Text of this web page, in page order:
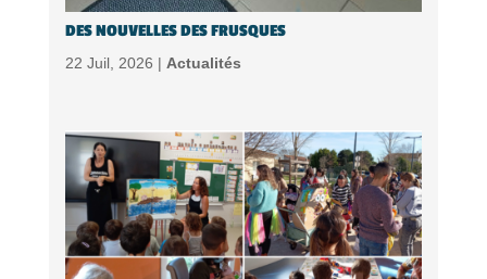
DES NOUVELLES DES FRUSQUES
22 Juil, 2026 | Actualités